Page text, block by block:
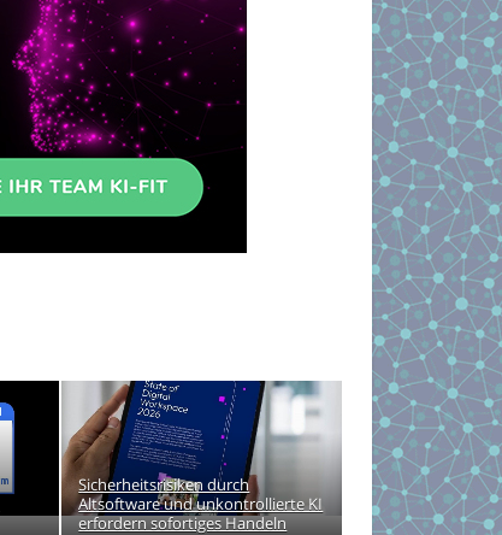
Sicherheitsrisiken durch
Altsoftware und unkontrollierte KI
erfordern sofortiges Handeln